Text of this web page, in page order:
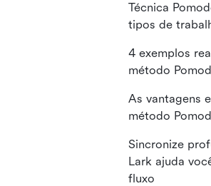
Técnica
tipos de
4 exemplos
método
As vantagens
método
Sincronize
Lark ajuda
fluxo